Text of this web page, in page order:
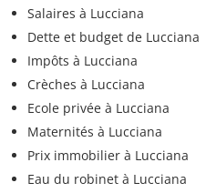
Salaires à Lucciana
Dette et budget de Lucciana
Impôts à Lucciana
Crèches à Lucciana
Ecole privée à Lucciana
Maternités à Lucciana
Prix immobilier à Lucciana
Eau du robinet à Lucciana